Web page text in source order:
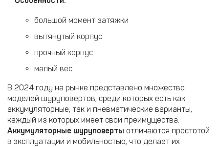
большой момент затяжки
вытянутый корпус
прочный корпус
малый вес
В 2024 году на рынке представлено множество
моделей шуруповертов, среди которых есть как
аккумуляторные, так и пневматические варианты,
каждый из которых имеет свои преимущества.
Аккумуляторные шуруповерты отличаются простотой
в эксплуатации и мобильностью, что делает их